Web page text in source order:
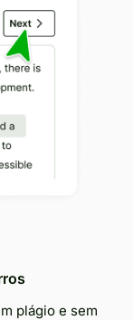
plágio e sem